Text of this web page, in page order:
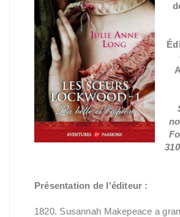
Présentation de l'éditeur :
1820. Susannah Makepeace a